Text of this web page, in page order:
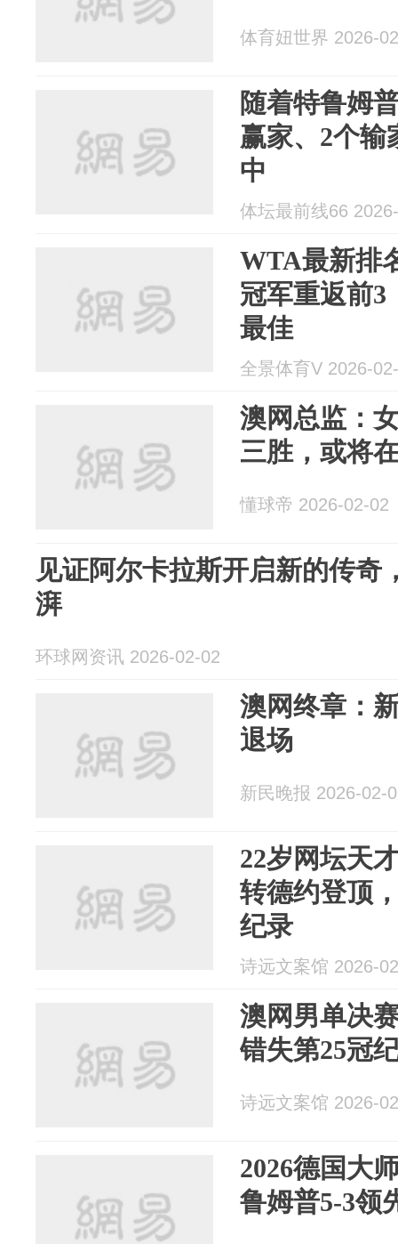
体育妞世界 2026-
随着特鲁姆
赢家、2个输
中
体坛最前线66
WTA最新排
冠军重返前3
最佳
全景体育V 2026-
澳网总监：
三胜，或将
懂球帝 2026-02-02
见证阿尔卡拉斯开启新的传奇
湃
环球网资讯 2026-02-02
澳网终章：
退场
新民晚报 2026-02-
22岁网坛天
转德约登顶
纪录
诗远文案馆 2026-
澳网男单决
错失第25冠
诗远文案馆 2026-
2026德国大
鲁姆普5-3领